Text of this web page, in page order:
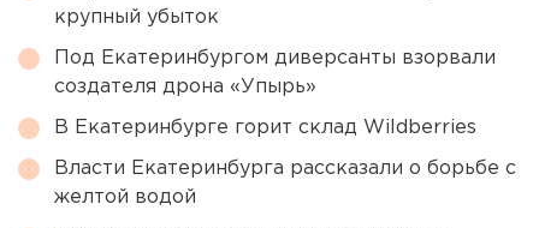
крупный убыток
Под Екатеринбургом диверсанты взорвали
создателя дрона «Упырь»
В Екатеринбурге горит склад Wildberries
Власти Екатеринбурга рассказали о борьбе с
желтой водой